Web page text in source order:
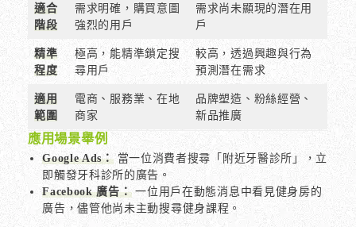
適合
階段
需求明確，購買意圖
強烈的用戶
需求尚未顯現的潛在用
戶
精準
程度
極高，能精準鎖定搜
尋用戶
較高，透過興趣與行為
預測潛在需求
適用
範圍
電商、服務業、在地
商家
品牌塑造、粉絲經營、
新品推廣
應用場景舉例
Google Ads：當一位消費者搜尋「附近牙醫診所」，立
即觸發牙科診所的廣告。
Facebook 廣告：一位用戶在動態消息中看見健身房的
廣告，儘管他尚未主動搜尋健身課程。